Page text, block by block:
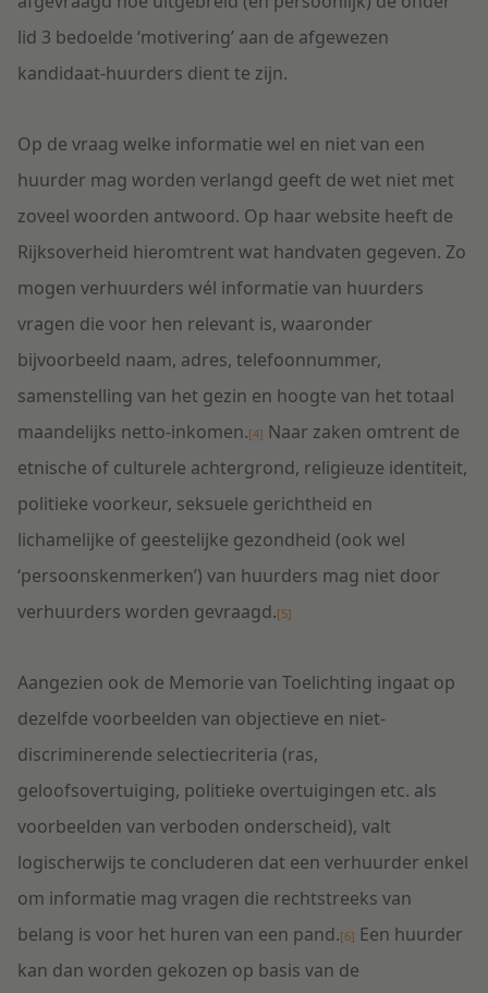
lid 3 bedoelde ‘motivering’ aan de afgewezen
kandidaat-huurders dient te zijn.
Op de vraag welke informatie wel en niet van een
huurder mag worden verlangd geeft de wet niet met
zoveel woorden antwoord. Op haar website heeft de
Rijksoverheid hieromtrent wat handvaten gegeven. Zo
mogen verhuurders wél informatie van huurders
vragen die voor hen relevant is, waaronder
bijvoorbeeld naam, adres, telefoonnummer,
samenstelling van het gezin en hoogte van het totaal
maandelijks netto-inkomen.[4] Naar zaken omtrent de
etnische of culturele achtergrond, religieuze identiteit,
politieke voorkeur, seksuele gerichtheid en
lichamelijke of geestelijke gezondheid (ook wel
‘persoonskenmerken’) van huurders mag niet door
verhuurders worden gevraagd.[5]
Aangezien ook de Memorie van Toelichting ingaat op
dezelfde voorbeelden van objectieve en niet-
discriminerende selectiecriteria (ras,
geloofsovertuiging, politieke overtuigingen etc. als
voorbeelden van verboden onderscheid), valt
logischerwijs te concluderen dat een verhuurder enkel
om informatie mag vragen die rechtstreeks van
belang is voor het huren van een pand.[6] Een huurder
kan dan worden gekozen op basis van de